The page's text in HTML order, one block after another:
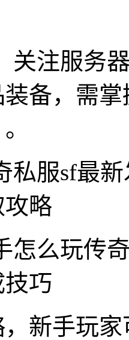
关注服务
备，需
私服sf最
略
怎么玩传
巧
新手玩